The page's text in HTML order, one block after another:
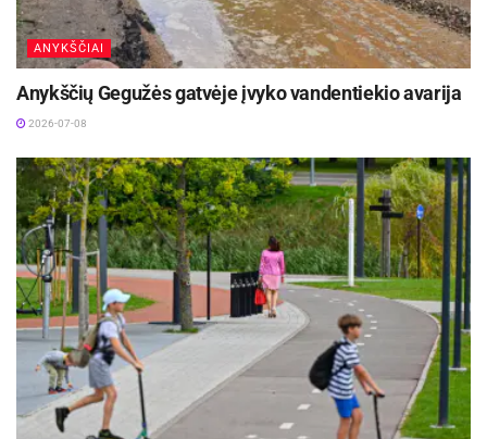
ANYKŠČIAI
Anykščių Gegužės gatvėje įvyko vandentiekio avarija
2026-07-08